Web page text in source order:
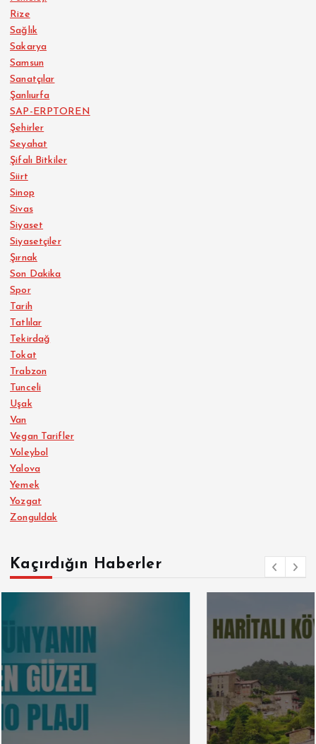
Rize
Sağlık
Sakarya
Samsun
Sanatçılar
Şanlıurfa
SAP-ERPTOREN
Şehirler
Seyahat
Şifalı Bitkiler
Siirt
Sinop
Sivas
Siyaset
Siyasetçiler
Şırnak
Son Dakika
Spor
Tarih
Tatlılar
Tekirdağ
Tokat
Trabzon
Tunceli
Uşak
Van
Vegan Tarifler
Voleybol
Yalova
Yemek
Yozgat
Zonguldak
Kaçırdığın Haberler